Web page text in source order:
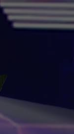
Aller
Aller